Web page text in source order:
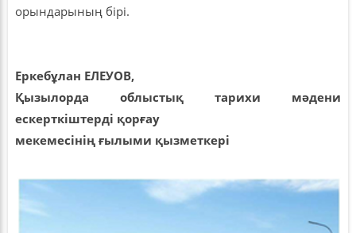
орындарының бірі.
Еркебұлан ЕЛЕУОВ,
Қызылорда облыстық тарихи мәдени
ескерткіштерді қорғау
мекемесінің ғылыми қызметкері